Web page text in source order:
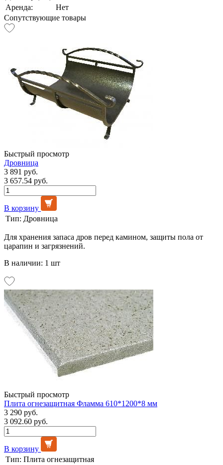
Аренда:
Нет
Сопутствующие товары
Быстрый просмотр
Дровница
3 891 руб.
3 657.54 руб.
В корзину
Тип: Дровница
Для хранения запаса дров перед камином, защиты пола от
царапин и загрязнений.
В наличии: 1 шт
Быстрый просмотр
Плита огнезащитная Фламма 610*1200*8 мм
3 290 руб.
3 092.60 руб.
В корзину
Тип: Плита огнезащитная